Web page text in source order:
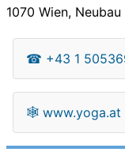
1070 Wien, Neubau
☎ +43 1
🕸 www.yoga.at